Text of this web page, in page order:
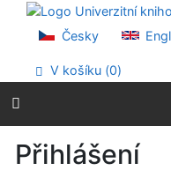
Přejít na obsah
Přejít na menu
Prohlášení o webové
Česky
V košíku (0)
Přihlášení